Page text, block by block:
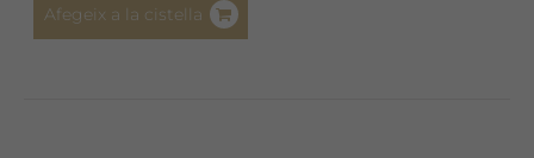
Afegeix a la cistella